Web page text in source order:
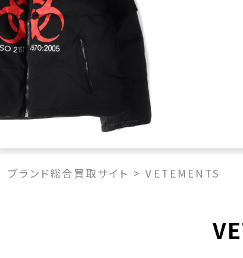
ブランド総合買取サイト >VETEMENTS